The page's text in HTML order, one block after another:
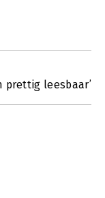
prettig leesbaar’